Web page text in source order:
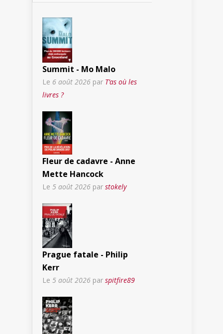
Summit - Mo Malo
Le 6 août 2026 par T’as où les
livres ?
Fleur de cadavre - Anne
Mette Hancock
Le 5 août 2026 par stokely
Prague fatale - Philip
Kerr
Le 5 août 2026 par spitfire89